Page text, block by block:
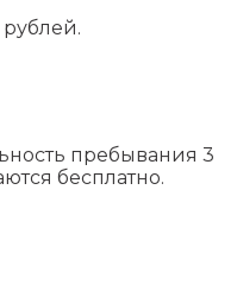
пребывания 3
бесплатно.